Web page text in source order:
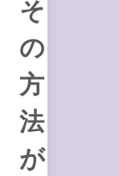
そ
の
方
法
が